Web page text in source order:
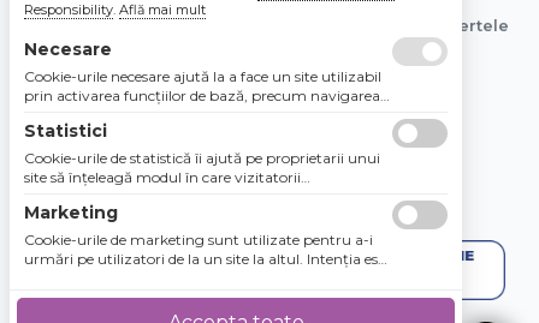
Toate preturile sunt exprimate in lei si includ tva. Ofertele
sunt valabile in limita stocului disponibil.
Responsibility. Află mai mult
Necesare
Cookie-urile necesare ajută la a face un site utilizabil
prin activarea funcţiilor de bază, precum navigarea
Site-ul nu poate funcţiona corespunzător fără aceste
cookie-uri.
Statistici
Cookie-urile de statistică îi ajută pe proprietarii unui
site să înţeleagă modul în care vizitatorii
raportarea informaţiilor în mod anonim.
Marketing
Cookie-urile de marketing sunt utilizate pentru a-i
urmări pe utilizatori de la un site la altul. Intenţia este
utilizatorii individuali, aşadar ele sunt mai valoroase
pentru agenţiile de puiblicitate şi părţile terţe care se